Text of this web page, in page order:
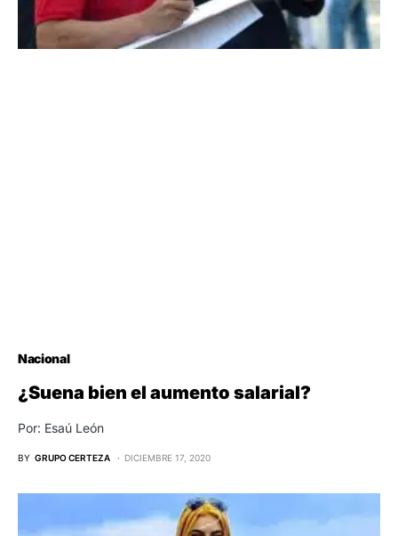
Nacional
¿Suena bien el aumento salarial?
Por: Esaú León
BY GRUPO CERTEZA DICIEMBRE 17, 2020